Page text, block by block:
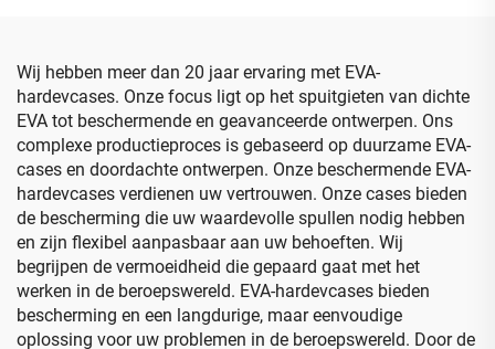
Wij hebben meer dan 20 jaar ervaring met EVA-
hardevcases. Onze focus ligt op het spuitgieten van dichte
EVA tot beschermende en geavanceerde ontwerpen. Ons
complexe productieproces is gebaseerd op duurzame EVA-
cases en doordachte ontwerpen. Onze beschermende EVA-
hardevcases verdienen uw vertrouwen. Onze cases bieden
de bescherming die uw waardevolle spullen nodig hebben
en zijn flexibel aanpasbaar aan uw behoeften. Wij
begrijpen de vermoeidheid die gepaard gaat met het
werken in de beroepswereld. EVA-hardevcases bieden
bescherming en een langdurige, maar eenvoudige
oplossing voor uw problemen in de beroepswereld. Door de